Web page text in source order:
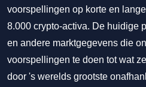
voorspellingen op korte en
8.000 crypto-activa. De huidige
en andere marktgegevens die
voorspellingen te doen tot wat
door 's werelds grootste